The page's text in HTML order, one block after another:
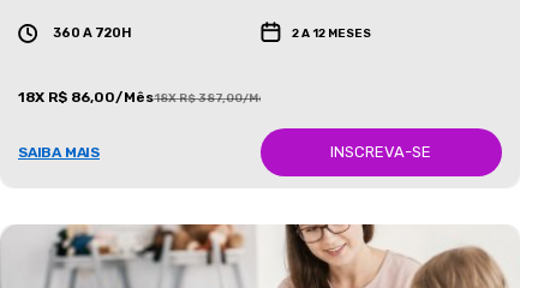
360 A 720H 2 A 12 MESES
18X R$ 86,00/Mês18X R$ 387,00/Mês
SAIBA MAIS INSCREVA-SE